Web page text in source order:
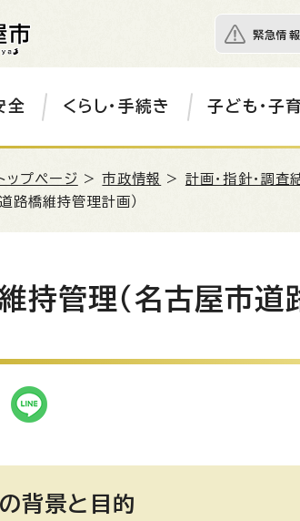
緊急情
全 くらし・手続き 子ども・子
ップページ >市政情報 > 計画・指針・調査
路橋維持管理計画）
持管理（名古屋市道
背景と目的